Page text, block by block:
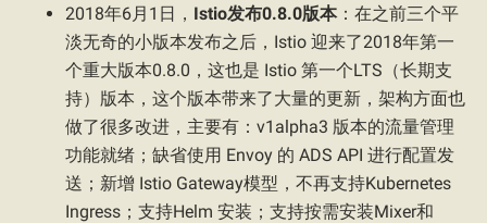
2018年6月1日， Istio发布0.8.0版本：在之前三个平
淡无奇的小版本发布之后，Istio 迎来了2018年第一
个重大版本0.8.0，这也是 Istio 第一个LTS（长期支
持）版本，这个版本带来了大量的更新，架构方面也
做了很多改进，主要有：v1alpha3 版本的流量管理
功能就绪；缺省使用 Envoy 的 ADS API 进行配置发
送；新增 Istio Gateway模型，不再支持Kubernetes
Ingress；支持Helm 安装；支持按需安装Mixer和